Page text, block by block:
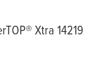
Xtra 14219